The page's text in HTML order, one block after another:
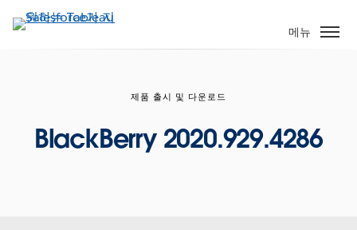
요
메뉴
제품 출시 및 다운로드
BlackBerry 2020.929.4286